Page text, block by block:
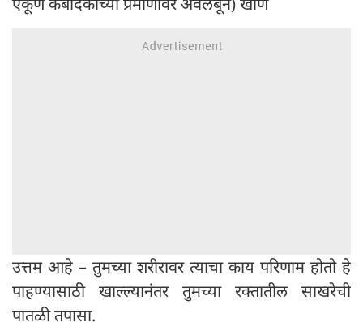
उत्तम आहे – तुमच्या शरीरावर त्याचा काय परिणाम होतो हे
पाहण्यासाठी खाल्ल्यानंतर तुमच्या रक्तातील साखरेची
पातळी तपासा.